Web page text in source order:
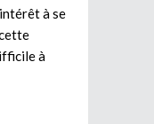
à se
à